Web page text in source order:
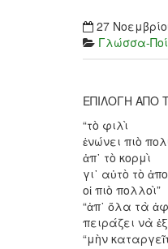
27
Γλώσσα-
ΕΠΙΛΟΓΗ ΑΠΟ
“τὸ φιλὶ
ἑνώνει πιὸ
ἀπ᾿ τὸ κορμὶ
γι᾿ αὐτὸ τὸ
οἱ πιὸ πολλοὶ”
“ἀπ᾿ ὅλα τὰ
πειράζει νὰ
“μὴν